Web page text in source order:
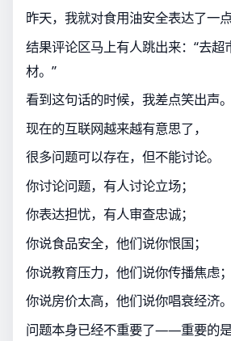
昨天，我就对食用油安全表达了一点
结果评论区马上有人跳出来：“去
材。”
看到这句话的时候，我差点笑出声。
现在的互联网越来越有意思了，
很多问题可以存在，但不能讨论。
你讨论问题，有人讨论立场；
你表达担忧，有人审查忠诚；
你说食品安全，他们说你恨国；
你说教育压力，他们说你传播焦虑；
你说房价太高，他们说你唱衰经济。
问题本身已经不重要了——重要的是